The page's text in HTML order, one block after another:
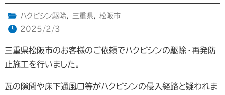
ハクビシン駆除, 三重県,
松阪市
2025/2/3
三重県松阪市のお客様のご依頼でハクビシンの駆除・再発防
止施工を行いました。
瓦の隙間や床下通風口等がハクビシンの侵入経路と疑われま